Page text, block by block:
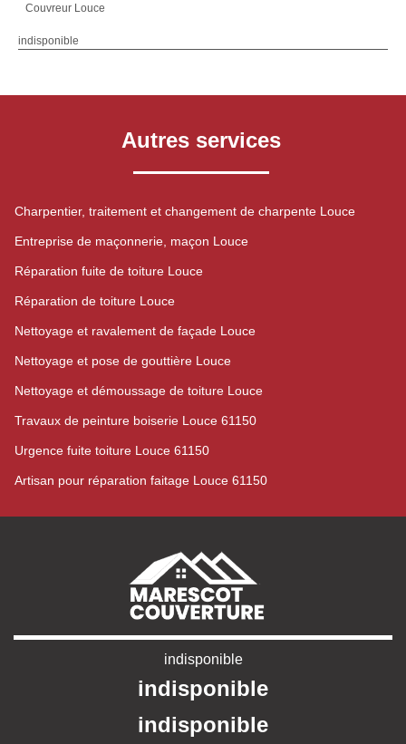
Couvreur Louce
indisponible
Autres services
Charpentier, traitement et changement de charpente Louce
Entreprise de maçonnerie, maçon Louce
Réparation fuite de toiture Louce
Réparation de toiture Louce
Nettoyage et ravalement de façade Louce
Nettoyage et pose de gouttière Louce
Nettoyage et démoussage de toiture Louce
Travaux de peinture boiserie Louce 61150
Urgence fuite toiture Louce 61150
Artisan pour réparation faitage Louce 61150
indisponible
indisponible
indisponible